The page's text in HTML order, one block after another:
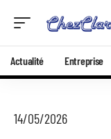
Actualité Entreprise
14/05/2026